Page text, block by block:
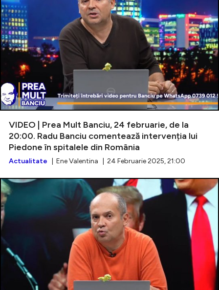
VIDEO | Prea Mult Banciu, 24 februarie, de la
20:00. Radu Banciu comentează intervenția lui
Piedone în spitalele din România
Actualitate | Ene Valentina | 24 Februarie 2025, 21:00